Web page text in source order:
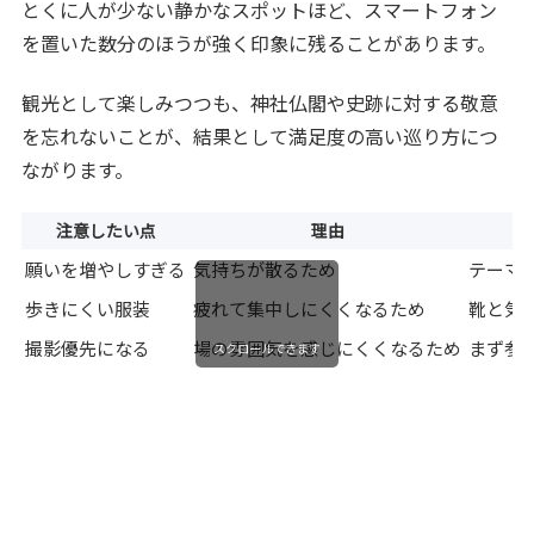
とくに人が少ない静かなスポットほど、スマートフォン
を置いた数分のほうが強く印象に残ることがあります。
観光として楽しみつつも、神社仏閣や史跡に対する敬意
を忘れないことが、結果として満足度の高い巡り方につ
ながります。
注意したい点 理由
願いを増やしすぎる 気持ちが散るため
テーマ
歩きにくい服装
疲れて集中しにくくなるため
靴と気
撮影優先になる
場の雰囲気を感じにくくなるため まず参
スクロールできます